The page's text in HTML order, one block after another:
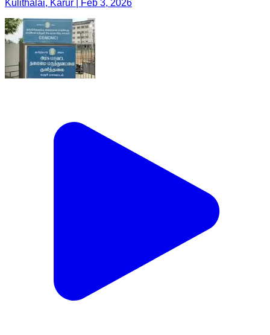
Kulithalai, Karur | Feb 3, 2026